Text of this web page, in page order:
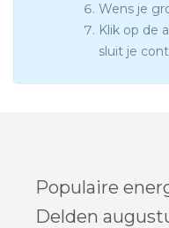
Wens je
Klik op de
sluit je
Populaire
Delden